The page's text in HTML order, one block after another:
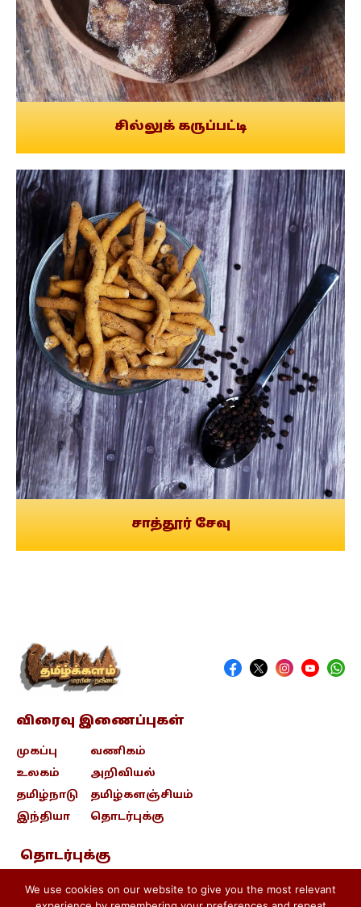
சில்லுக் கருப்பட்டி
சாத்தூர் சேவு
விரைவு இணைப்புகள்
முகப்பு
உலகம்
தமிழ்நாடு
இந்தியா
வணிகம்
அறிவியல்
தமிழ்களஞ்சியம்
தொடர்புக்கு
தொடர்புக்கு
contact@tamizhkalam.com
We use cookies on our website to give you the most relevant